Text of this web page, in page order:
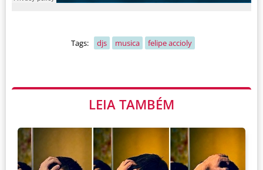
Tags: djs musica felipe accioly
LEIA TAMBÉM